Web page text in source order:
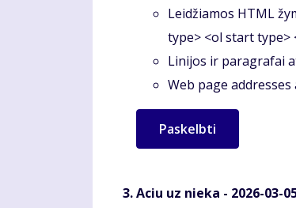
Leidžiamos HTML
type> <ol start type>
Linijos ir paragrafai
Web page
Aciu uz nieka - 2026-03-